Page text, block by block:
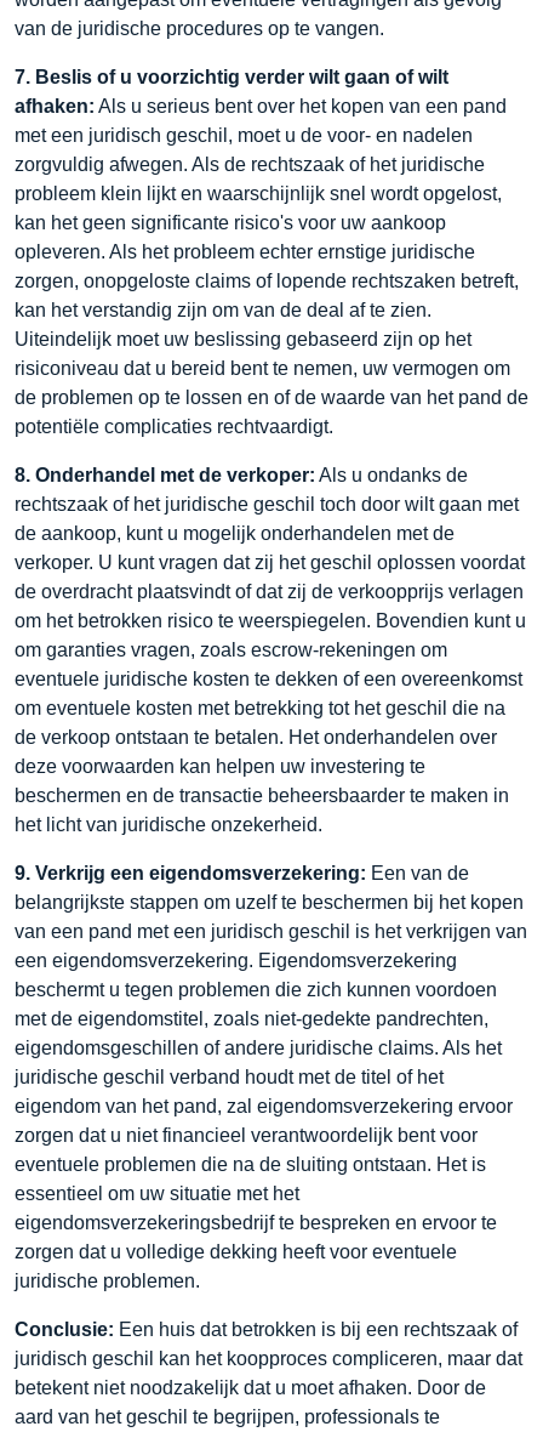
van de juridische procedures op te vangen.
7. Beslis of u voorzichtig verder wilt gaan of wilt
afhaken: Als u serieus bent over het kopen van een pand
met een juridisch geschil, moet u de voor- en nadelen
zorgvuldig afwegen. Als de rechtszaak of het juridische
probleem klein lijkt en waarschijnlijk snel wordt opgelost,
kan het geen significante risico's voor uw aankoop
opleveren. Als het probleem echter ernstige juridische
zorgen, onopgeloste claims of lopende rechtszaken betreft,
kan het verstandig zijn om van de deal af te zien.
Uiteindelijk moet uw beslissing gebaseerd zijn op het
risiconiveau dat u bereid bent te nemen, uw vermogen om
de problemen op te lossen en of de waarde van het pand de
potentiële complicaties rechtvaardigt.
8. Onderhandel met de verkoper: Als u ondanks de
rechtszaak of het juridische geschil toch door wilt gaan met
de aankoop, kunt u mogelijk onderhandelen met de
verkoper. U kunt vragen dat zij het geschil oplossen voordat
de overdracht plaatsvindt of dat zij de verkoopprijs verlagen
om het betrokken risico te weerspiegelen. Bovendien kunt u
om garanties vragen, zoals escrow-rekeningen om
eventuele juridische kosten te dekken of een overeenkomst
om eventuele kosten met betrekking tot het geschil die na
de verkoop ontstaan te betalen. Het onderhandelen over
deze voorwaarden kan helpen uw investering te
beschermen en de transactie beheersbaarder te maken in
het licht van juridische onzekerheid.
9. Verkrijg een eigendomsverzekering: Een van de
belangrijkste stappen om uzelf te beschermen bij het kopen
van een pand met een juridisch geschil is het verkrijgen van
een eigendomsverzekering. Eigendomsverzekering
beschermt u tegen problemen die zich kunnen voordoen
met de eigendomstitel, zoals niet-gedekte pandrechten,
eigendomsgeschillen of andere juridische claims. Als het
juridische geschil verband houdt met de titel of het
eigendom van het pand, zal eigendomsverzekering ervoor
zorgen dat u niet financieel verantwoordelijk bent voor
eventuele problemen die na de sluiting ontstaan. Het is
essentieel om uw situatie met het
eigendomsverzekeringsbedrijf te bespreken en ervoor te
zorgen dat u volledige dekking heeft voor eventuele
juridische problemen.
Conclusie: Een huis dat betrokken is bij een rechtszaak of
juridisch geschil kan het koopproces compliceren, maar dat
betekent niet noodzakelijk dat u moet afhaken. Door de
aard van het geschil te begrijpen, professionals te